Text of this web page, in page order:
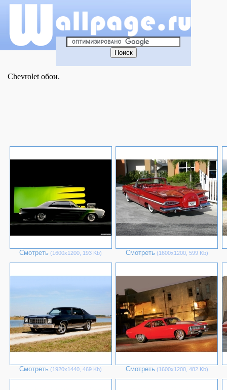
Chevrolet обои.
Смотреть (1600х1200, 193 Kb) Смотреть (1600х1200, 599 Kb)
Смотреть (1920х1440, 469 Kb) Смотреть (1600х1200, 482 Kb)